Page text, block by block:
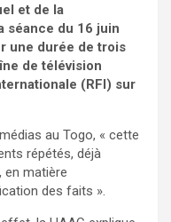
et de la
séance du 16 juin
une durée de trois
de télévision
(RFI) sur
au Togo, « cette
répétés, déjà
en matière
des faits ».